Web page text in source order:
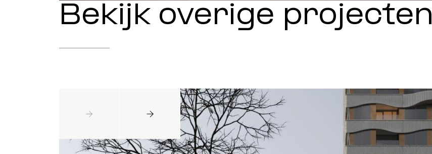
Bekijk overige projecten